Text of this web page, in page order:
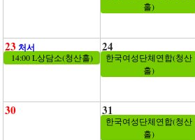
홀)
23 처서
14:00 L상담소(청산홀)
24
한국여성단체연합(청산
홀)
30 31
한국여성단체연합(청산
홀)